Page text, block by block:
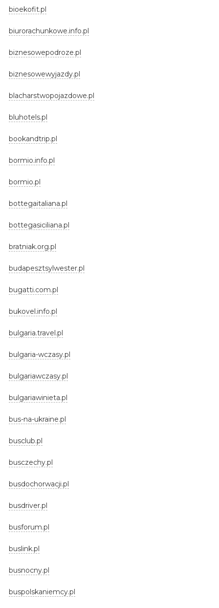
bioekofit.pl
biurorachunkowe.info.pl
biznesowepodroze.pl
biznesowewyjazdy.pl
blacharstwopojazdowe.pl
bluhotels.pl
bookandtrip.pl
bormio.info.pl
bormio.pl
bottegaitaliana.pl
bottegasiciliana.pl
bratniak.org.pl
budapesztsylwester.pl
bugatti.com.pl
bukovel.info.pl
bulgaria.travel.pl
bulgaria-wczasy.pl
bulgariawczasy.pl
bulgariawinieta.pl
bus-na-ukraine.pl
busclub.pl
busczechy.pl
busdochorwacji.pl
busdriver.pl
busforum.pl
buslink.pl
busnocny.pl
buspolskaniemcy.pl